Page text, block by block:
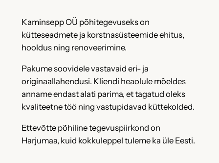
Kaminsepp OÜ põhitegevuseks on
kütteseadmete ja korstnasüsteemide ehitus,
hooldus ning renoveerimine.
Pakume soovidele vastavaid eri- ja
originaallahendusi. Kliendi heaolule mõeldes
anname endast alati parima, et tagatud oleks
kvaliteetne töö ning vastupidavad küttekolded.
Ettevõtte põhiline tegevuspiirkond on
Harjumaa, kuid kokkuleppel tuleme ka üle Eesti.